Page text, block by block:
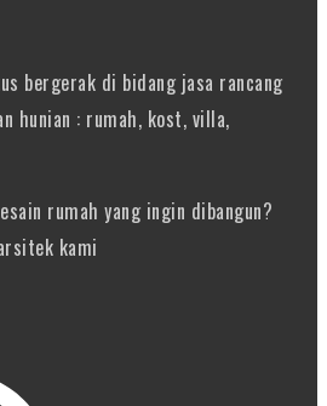
bergerak di bidang jasa rancang
hunian : rumah, kost, villa,
rumah yang ingin dibangun?
kami